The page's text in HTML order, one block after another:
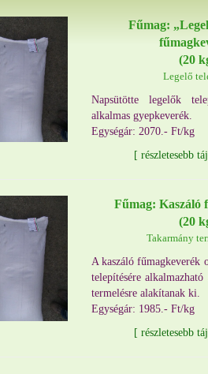
Fűmag:
(20
Legelő
Napsütötte legelők
alkalmas gyepkeverék.
Egységár: 2070.- Ft/kg
[ részletesebb
Fűmag: Kaszáló
(20
Takarmány
A kaszáló fűmagkeverék
telepítésére
termelésre alakítanak ki.
Egységár: 1985.- Ft/kg
[ részletesebb